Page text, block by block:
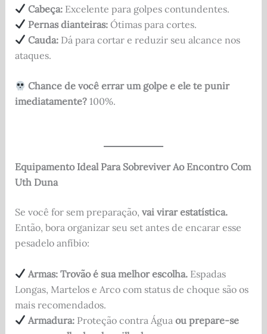
Cabeça:Excelente para golpes contundentes.
Pernas dianteiras:Ótimas para cortes.
Cauda:Dá para cortar e reduzir seu alcance nos
ataques.
Chance de você errar um golpe e ele te punir
imediatamente?100%.
Equipamento Ideal Para Sobreviver Ao Encontro Com
Uth Duna
Se você for sem preparação, vai virar estatística.
Então, bora organizar seu set antes de encarar esse
pesadelo anfíbio:
Armas: Trovão é sua melhor escolha.Espadas
Longas, Martelos e Arco com status de choque são os
mais recomendados.
Armadura:Proteção contra Água ou prepare-se